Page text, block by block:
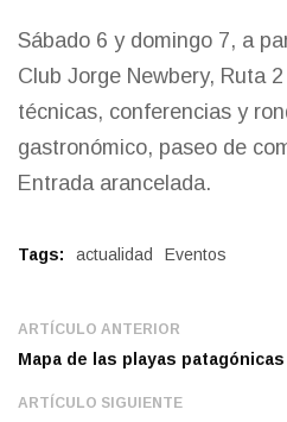
Sábado 6 y domingo 7, a
Club Jorge Newbery, Ruta
técnicas, conferencias y
gastronómico, paseo de
Entrada arancelada.
Tags: actualidad Eventos
ARTÍCULO ANTERIOR
Mapa de las playas
ARTÍCULO SIGUIENTE